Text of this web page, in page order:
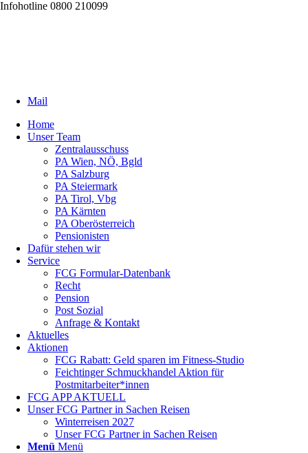
Infohotline 0800 210099
Mail
Home
Unser Team
Zentralausschuss
PA Wien, NÖ, Bgld
PA Salzburg
PA Steiermark
PA Tirol, Vbg
PA Kärnten
PA Oberösterreich
Pensionisten
Dafür stehen wir
Service
FCG Formular-Datenbank
Recht
Pension
Post Sozial
Anfrage & Kontakt
Aktuelles
Aktionen
FCG Rabatt: Geld sparen im Fitness-Studio
Feichtinger Schmuckhandel Aktion für
Postmitarbeiter*innen
FCG APP AKTUELL
Unser FCG Partner in Sachen Reisen
Winterreisen 2027
Unser FCG Partner in Sachen Reisen
Menü Menü